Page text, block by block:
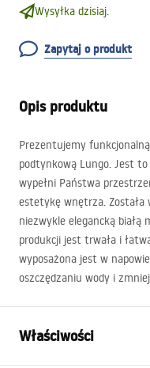
Wysyłka dzisiaj.
Zapytaj o produkt
Opis produktu
Prezentujemy
podtynkową Lungo. Jest
wypełni Państwa
estetykę wnętrza. Została
niezwykle elegancką białą
produkcji jest trwała i
wyposażona jest w
oszczędzaniu wody i
Właściwości